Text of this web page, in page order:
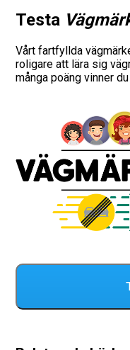
Testa
Vårt fartfyllda
roligare att lära sig
många poäng vinner